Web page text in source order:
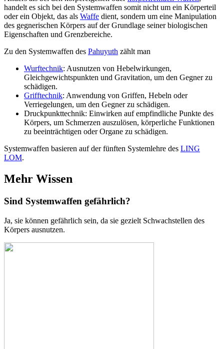
handelt es sich bei den Systemwaffen somit nicht um ein Körperteil
oder ein Objekt, das als Waffe dient, sondern um eine Manipulation
des gegnerischen Körpers auf der Grundlage seiner biologischen
Eigenschaften und Grenzbereiche.
Zu den Systemwaffen des Pahuyuth zählt man
Wurftechnik: Ausnutzen von Hebelwirkungen,
Gleichgewichtspunkten und Gravitation, um den Gegner zu
schädigen.
Grifftechnik: Anwendung von Griffen, Hebeln oder
Verriegelungen, um den Gegner zu schädigen.
Druckpunkttechnik: Einwirken auf empfindliche Punkte des
Körpers, um Schmerzen auszulösen, körperliche Funktionen
zu beeinträchtigen oder Organe zu schädigen.
Systemwaffen basieren auf der fünften Systemlehre des LING
LOM.
Mehr Wissen
Sind Systemwaffen gefährlich?
Ja, sie können gefährlich sein, da sie gezielt Schwachstellen des
Körpers ausnutzen.